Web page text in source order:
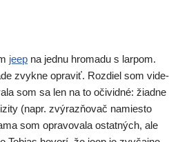
jeep na jed­nu hro­ma­du s lar­pom.
zvyk­ne opra­viť. Rozdiel som vide­
som sa len na to oči­vid­né: žiad­ne
(napr. zvý­raz­ňo­vač namies­to
som opra­vo­va­la ostat­ných, ale